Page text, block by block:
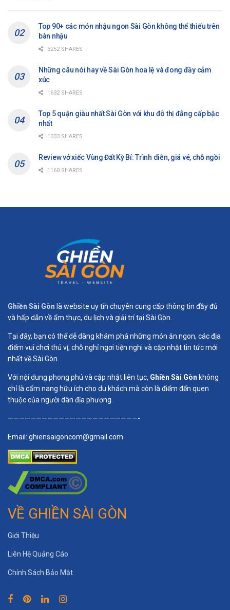
Top 90+ các món nhậu ngon Sài Gòn không thể thiếu trên
bàn nhậu
3252 SHARES
Những câu nói hay về Sài Gòn hoa lệ và đong đầy cảm
xúc
1632 SHARES
Top 5 quận giàu nhất Sài Gòn với khu đô thị đẳng cấp bậc
nhất
1333 SHARES
Review vở xiếc Vùng Đất Kỳ Bí: Trình diễn, giá vé, chỗ ngồi
1160 SHARES
Ghiền Sài Gòn là website uy tín chuyên cung cấp thông tin đầy đủ
và hấp dẫn về ẩm thực, du lịch và giải trí tại Sài Gòn.
Tại đây, bạn có thể dễ dàng khám phá những món ăn ngon, các địa
điểm vui chơi thú vị, chỗ nghỉ ngơi tiện nghi và cập nhật tin tức mới
nhất về Sài Gòn.
Với nội dung phong phú và cập nhật liên tục, Ghiền Sài Gòn không
chỉ là cẩm nang hữu ích cho du khách mà còn là điểm đến quen
thuộc của người dân địa phương.
———————————————————————-
Email: ghiensaigoncom@gmail.com
VỀ GHIỀN SÀI GÒN
Giới Thiệu
Liên Hệ Quảng Cáo
Chính Sách Bảo Mật